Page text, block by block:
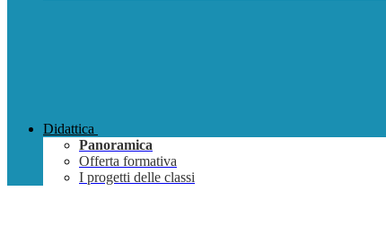
Didattica
Panoramica
Offerta formativa
I progetti delle classi